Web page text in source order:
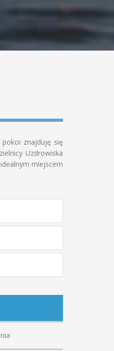
znajduję się
Uzdrowiska
miejscem